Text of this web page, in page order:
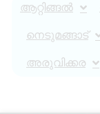
ആറ്റിങ്ങൽ
നെടുമങ്ങാട്
അരുവിക്കര